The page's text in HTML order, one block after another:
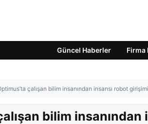
Güncel Haberler Firma
çalışan bilim insanından insansı robot girişimi
bilim